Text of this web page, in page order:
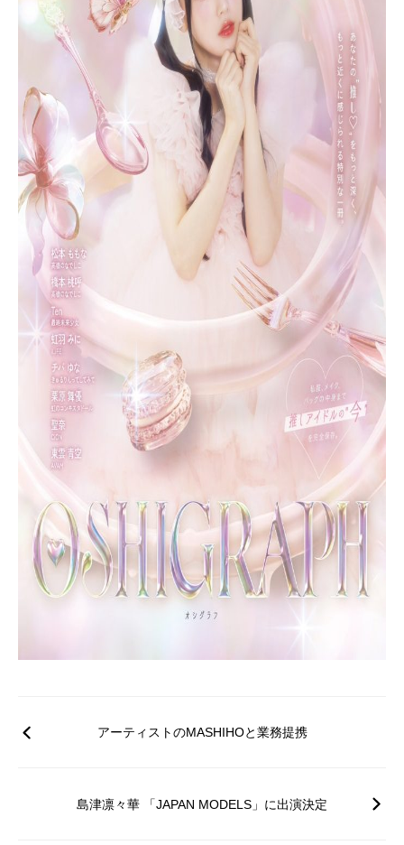
アーティストのMASHIHOと業務提携
島津凛々華 「JAPAN MODELS」に出演決定